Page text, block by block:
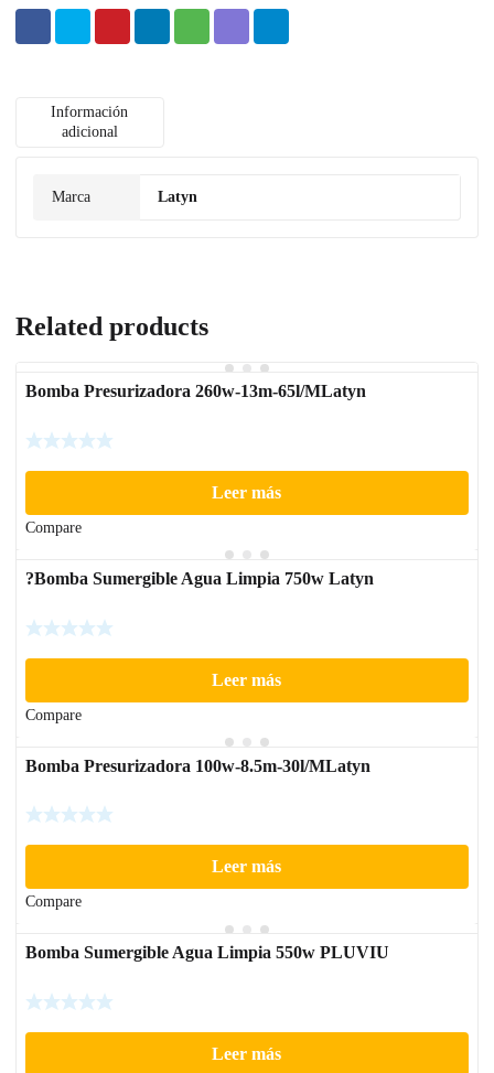
Información
adicional
Marca Latyn
Related products
Bomba Presurizadora 260w-13m-65l/MLatyn
Leer más
Compare
?Bomba Sumergible Agua Limpia 750w Latyn
Leer más
Compare
Bomba Presurizadora 100w-8.5m-30l/MLatyn
Leer más
Compare
Bomba Sumergible Agua Limpia 550w PLUVIU
Leer más